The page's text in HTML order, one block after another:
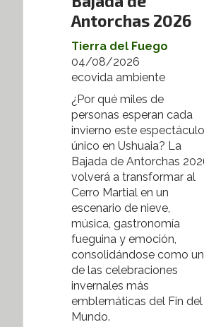
Antorchas 2026
ecovida ambiente
Tierra del Fuego
04/08/2026
¿Por qué miles de
personas esperan cada
invierno este espectáculo
único en Ushuaia? La
Bajada de Antorchas
volverá a transformar al
Cerro Martial en un
escenario de nieve,
música, gastronomía
fueguina y emoción,
consolidándose como
de las celebraciones
invernales más
emblemáticas del Fin del
Mundo.